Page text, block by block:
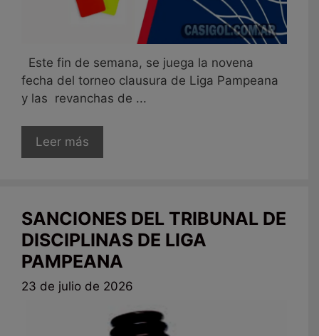
Este fin de semana, se juega la novena
fecha del torneo clausura de Liga Pampeana
y las revanchas de ...
Leer más
SANCIONES DEL TRIBUNAL DE
DISCIPLINAS DE LIGA
PAMPEANA
23 de julio de 2026